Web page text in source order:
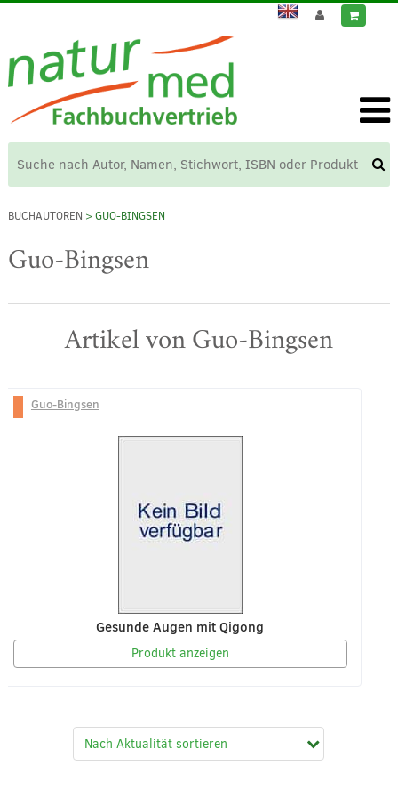
BUCHAUTOREN > GUO-BINGSEN
Guo-Bingsen
Artikel von Guo-Bingsen
Guo-Bingsen
Gesunde Augen mit Qigong
Produkt anzeigen